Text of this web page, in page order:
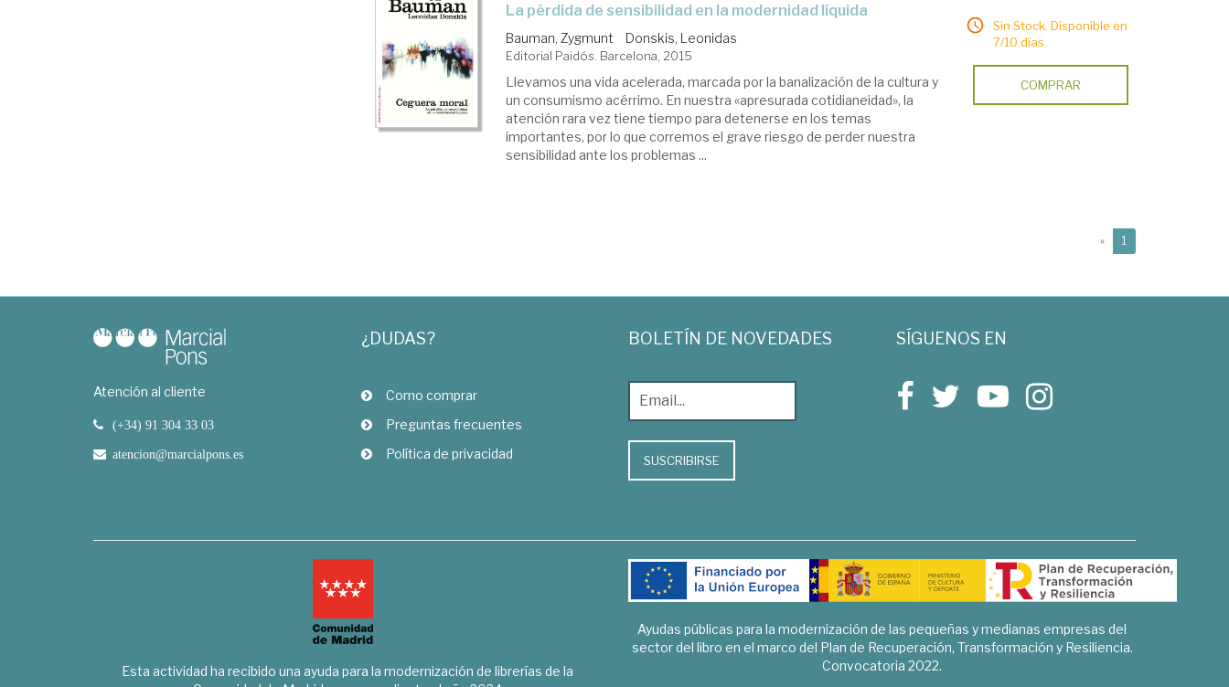
la pérdida de sensibilidad en la modernidad líquida
Bauman, Zygmunt Donskis, Leonidas
Editorial Paidós. Barcelona, 2015
Llevamos una vida acelerada, marcada por la banalización de la cultura y
un consumismo acérrimo. En nuestra «apresurada cotidianeidad», la
atención rara vez tiene tiempo para detenerse en los temas
importantes, por lo que corremos el grave riesgo de perder nuestra
sensibilidad ante los problemas ...
Sin Stock. Disponible en
7/10 días.
COMPRAR
« 1
Atención al cliente
(+34) 91 304 33 03
atencion@marcialpons.es
¿DUDAS?
Como comprar
Preguntas frecuentes
Política de privacidad
BOLETÍN DE NOVEDADES
SUSCRIBIRSE
SÍGUENOS EN
Esta actividad ha recibido una ayuda para la modernización de librerías de la
Ayudas públicas para la modernización de las pequeñas y medianas empresas del
sector del libro en el marco del Plan de Recuperación, Transformación y Resiliencia.
Convocatoria 2022.